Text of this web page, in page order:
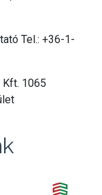
Tel.: +36-1-
Kft. 1065